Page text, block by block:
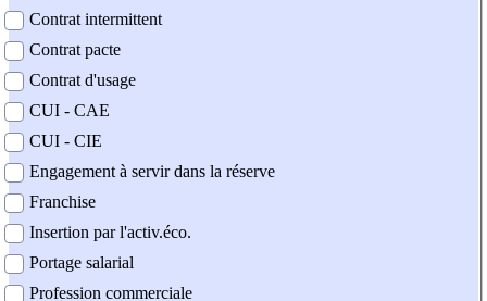
Contrat intermittent
Contrat pacte
Contrat d'usage
CUI - CAE
CUI - CIE
Engagement à servir dans la réserve
Franchise
Insertion par l'activ.éco.
Portage salarial
Profession commerciale